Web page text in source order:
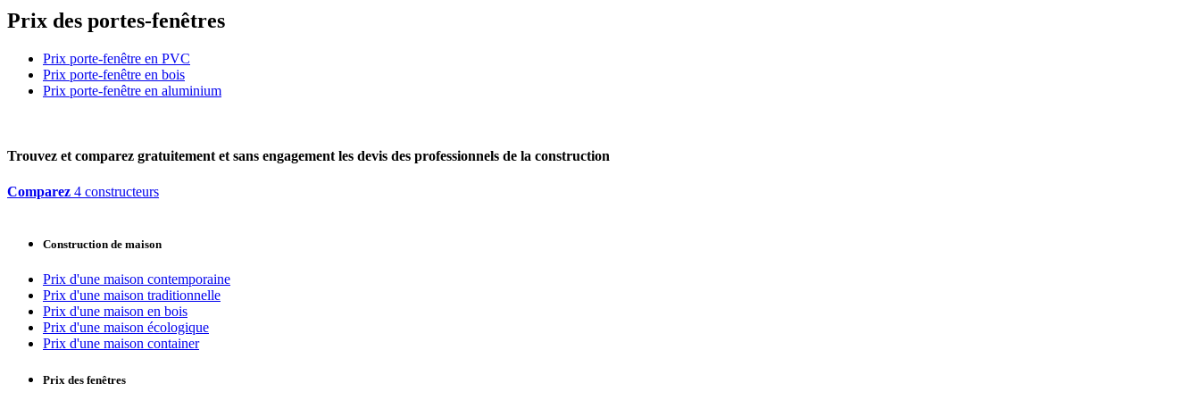
Prix des portes-fenêtres
Prix porte-fenêtre en PVC
Prix porte-fenêtre en bois
Prix porte-fenêtre en aluminium
Trouvez et comparez gratuitement et sans engagement les devis des professionnels de la construction
Comparez 4 constructeurs
Construction de maison
Prix d'une maison contemporaine
Prix d'une maison traditionnelle
Prix d'une maison en bois
Prix d'une maison écologique
Prix d'une maison container
Prix des fenêtres